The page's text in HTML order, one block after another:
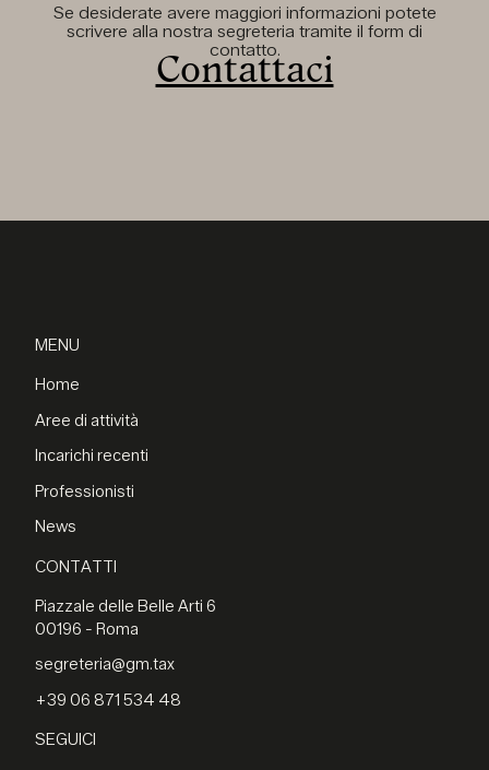
Se desiderate avere maggiori informazioni potete
scrivere alla nostra segreteria tramite il form di
contatto.
Contattaci
MENU
Home
Aree di attività
Incarichi recenti
Professionisti
News
CONTATTI
Piazzale delle Belle Arti 6
00196 - Roma
segreteria@gm.tax
+39 06 871 534 48
SEGUICI